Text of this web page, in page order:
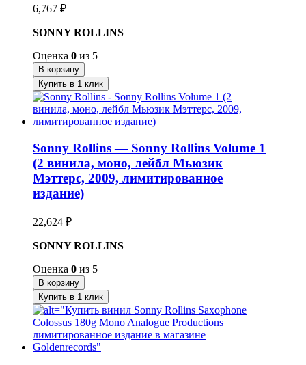
6,767 ₽
SONNY ROLLINS
Оценка 0 из 5
В корзину
Купить в 1 клик
Sonny Rollins — Sonny Rollins Volume 1
(2 винила, моно, лейбл Мьюзик
Мэттерс, 2009, лимитированное
издание)
22,624 ₽
SONNY ROLLINS
Оценка 0 из 5
В корзину
Купить в 1 клик